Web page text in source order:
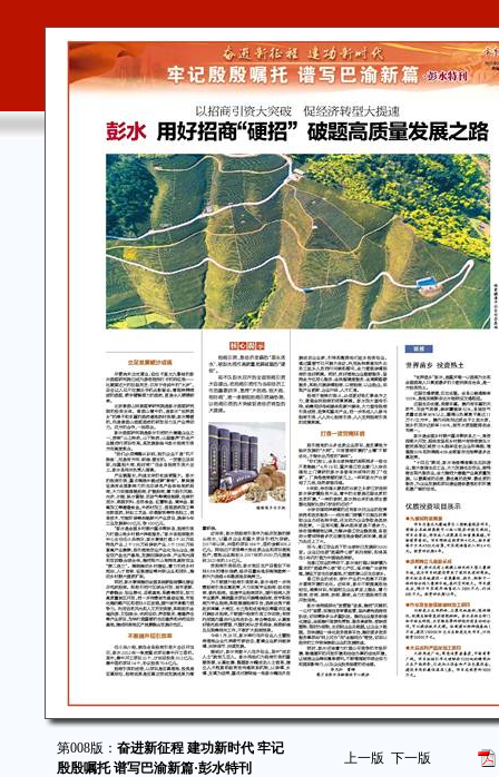
第008版：奋进新征程 建功新时代 牢记
殷殷嘱托 谱写巴渝新篇·彭水特刊
上一版 下一版